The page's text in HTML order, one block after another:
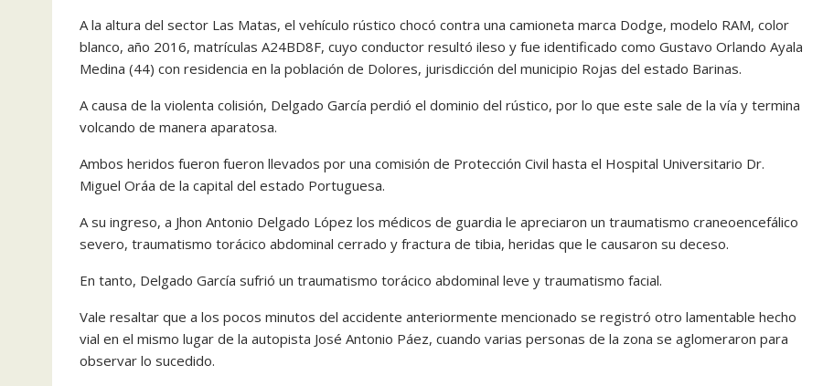
A la altura del sector Las Matas, el vehículo rústico chocó contra una camioneta marca Dodge, modelo RAM, color
blanco, año 2016, matrículas A24BD8F, cuyo conductor resultó ileso y fue identificado como Gustavo Orlando Ayala
Medina (44) con residencia en la población de Dolores, jurisdicción del municipio Rojas del estado Barinas.
A causa de la violenta colisión, Delgado García perdió el dominio del rústico, por lo que este sale de la vía y termina
volcando de manera aparatosa.
Ambos heridos fueron fueron llevados por una comisión de Protección Civil hasta el Hospital Universitario Dr.
Miguel Oráa de la capital del estado Portuguesa.
A su ingreso, a Jhon Antonio Delgado López los médicos de guardia le apreciaron un traumatismo craneoencefálico
severo, traumatismo torácico abdominal cerrado y fractura de tibia, heridas que le causaron su deceso.
En tanto, Delgado García sufrió un traumatismo torácico abdominal leve y traumatismo facial.
Vale resaltar que a los pocos minutos del accidente anteriormente mencionado se registró otro lamentable hecho
vial en el mismo lugar de la autopista José Antonio Páez, cuando varias personas de la zona se aglomeraron para
observar lo sucedido.